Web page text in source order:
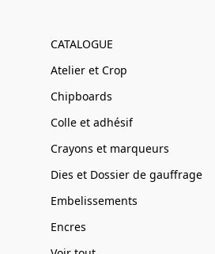
CATALOGUE
Atelier et Crop
Chipboards
Colle et adhésif
Crayons et marqueurs
Dies et Dossier de gauffrage
Embelissements
Encres